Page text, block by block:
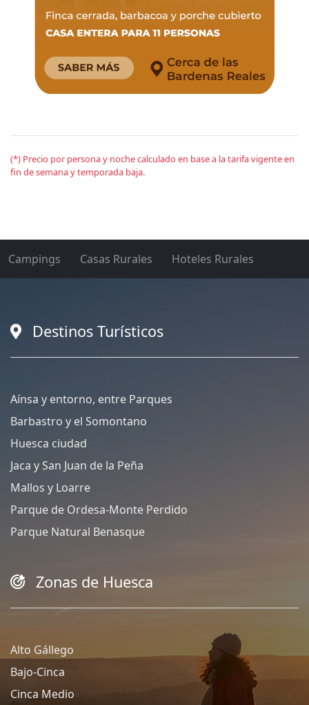
(*) Precio por persona y noche calculado en base a la tarifa vigente en
fin de semana y temporada baja.
Campings Casas Rurales Hoteles Rurales
Destinos Turísticos
Aínsa y entorno, entre Parques
Barbastro y el Somontano
Huesca ciudad
Jaca y San Juan de la Peña
Mallos y Loarre
Parque de Ordesa-Monte Perdido
Parque Natural Benasque
Zonas de Huesca
Alto Gállego
Bajo-Cinca
Cinca Medio